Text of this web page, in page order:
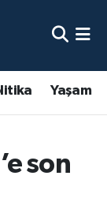
Yaşam
son